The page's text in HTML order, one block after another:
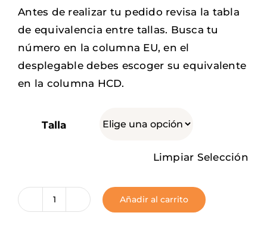
Antes de realizar tu pedido revisa la tabla
de equivalencia entre tallas. Busca tu
número en la columna EU, en el
desplegable debes escoger su equivalente
en la columna HCD.
Talla
Limpiar Selección
Añadir al carrito